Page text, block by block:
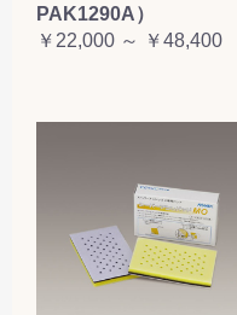
PAK1290A）
￥22,000 ～ ￥48,400